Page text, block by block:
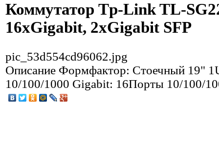
Коммутатор Tp-Link TL-
16xGigabit, 2xGigabit SFP
pic_53d554cd96062.jpg
Описание Формфактор: Стоечный 19"
10/100/1000 Gigabit: 16Порты 10/100/